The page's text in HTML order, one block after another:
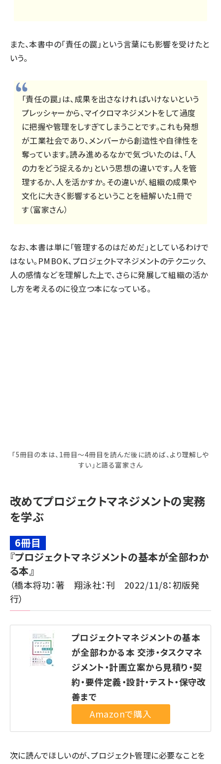
また、本書中の「責任の罠」という言葉にも影響を受けたと
いう。
「責任の罠」は、成果を出さなければいけないという
プレッシャーから、マイクロマネジメントをして過度
に把握や管理をしすぎてしまうことです。これも発想
が工業社会であり、メンバーから創造性や自律性を
奪っています。読み進めるなかで気づいたのは、「人
の力をどう捉えるか」という思想の違いです。人を管
理するか、人を活かすか。その違いが、組織の成果や
文化に大きく影響するということを紐解いた1冊で
す（富家さん）
なお、本書は単に「管理するのはだめだ」としているわけで
はない。PMBOK、プロジェクトマネジメントのテクニック、
人の感情などを理解した上で、さらに発展して組織の活か
し方を考えるのに役立つ本になっている。
「5冊目の本は、1冊目～4冊目を読んだ後に読めば、より理解しや
すい」と語る富家さん
改めてプロジェクトマネジメントの実務
を学ぶ
6冊目
『プロジェクトマネジメントの基本が全部わか
る本』
（橋本将功：著 翔泳社：刊 2022/11/8：初版発
行）
プロジェクトマネジメントの基本
が全部わかる本 交渉・タスクマネ
ジメント・計画立案から見積り・契
約・要件定義・設計・テスト・保守改
善まで
次に読んでほしいのが、プロジェクト管理に必要なことを